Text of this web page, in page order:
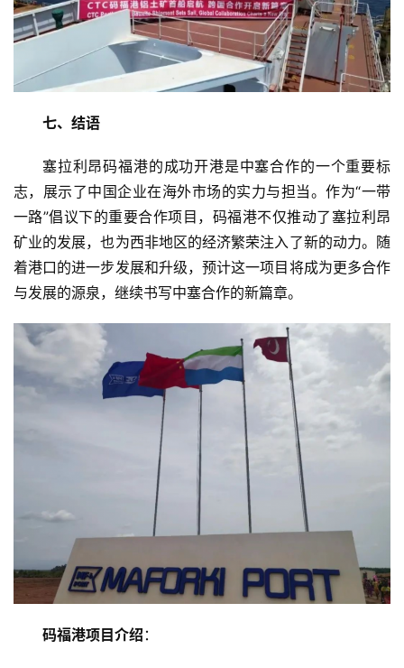
七、结语
塞拉利昂码福港的成功开港是中塞合作的一个重要标
志，展示了中国企业在海外市场的实力与担当。作为“一带
一路”倡议下的重要合作项目，码福港不仅推动了塞拉利昂
矿业的发展，也为西非地区的经济繁荣注入了新的动力。随
着港口的进一步发展和升级，预计这一项目将成为更多合作
与发展的源泉，继续书写中塞合作的新篇章。
码福港项目介绍 ：